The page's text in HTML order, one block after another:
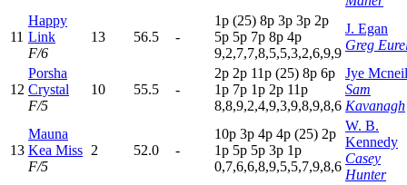
11
Happy
Link
F/6
13 56.5 -
1p (25) 8p 3p 3p 2p
5p 5p 7p 8p 4p
9,2,7,7,8,5,5,3,2,6,9,9
J. Egan
Greg
12
Porsha
Crystal
F/5
10 55.5 -
2p 2p 11p (25) 8p 6p
1p 7p 1p 2p 11p
8,8,9,2,4,9,3,9,8,9,8,6
Jye Mcneil
Sam
Kavanagh
13
Mauna
Kea Miss
F/5
2 52.0 -
10p 3p 4p 4p (25) 2p
1p 5p 5p 3p 1p
0,7,6,6,8,9,5,5,7,9,8,6
W. B.
Kennedy
Casey
Hunter